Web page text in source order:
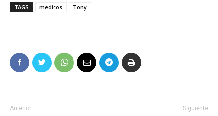
TAGS medicos Tony
Anterior Siguiente